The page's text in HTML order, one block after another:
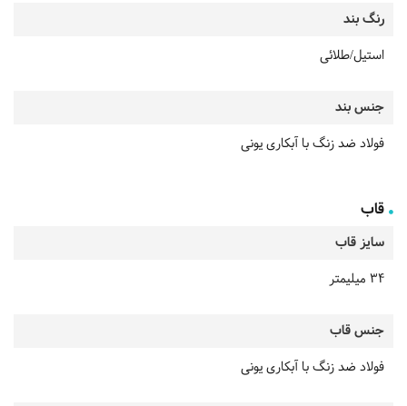
رنگ بند
استیل/طلائی
جنس بند
فولاد ضد زنگ با آبکاری یونی
قاب
سایز قاب
34 میلیمتر
جنس قاب
فولاد ضد زنگ با آبکاری یونی